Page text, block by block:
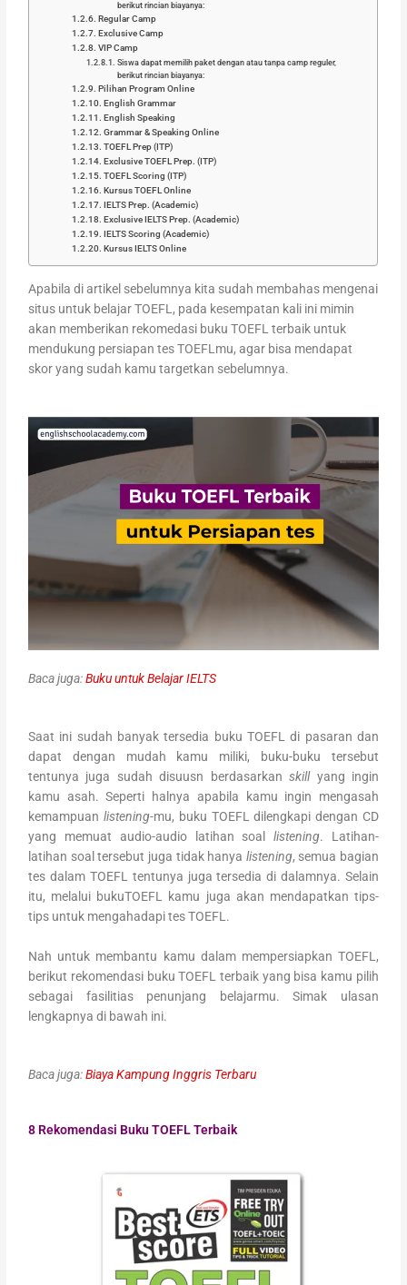
berikut rincian biayanya:
Regular Camp
Exclusive Camp
VIP Camp
Siswa dapat memilih paket dengan atau tanpa camp reguler,
berikut rincian biayanya:
Pilihan Program Online
English Grammar
English Speaking
Grammar & Speaking Online
TOEFL Prep (ITP)
Exclusive TOEFL Prep. (ITP)
TOEFL Scoring (ITP)
Kursus TOEFL Online
IELTS Prep. (Academic)
Exclusive IELTS Prep. (Academic)
IELTS Scoring (Academic)
Kursus IELTS Online
Apabila di artikel sebelumnya kita sudah membahas mengenai
situs untuk belajar TOEFL, pada kesempatan kali ini mimin
akan memberikan rekomedasi buku TOEFL terbaik untuk
mendukung persiapan tes TOEFLmu, agar bisa mendapat
skor yang sudah kamu targetkan sebelumnya.
Baca juga:Buku untuk Belajar IELTS
Saat ini sudah banyak tersedia buku TOEFL di pasaran dan
dapat dengan mudah kamu miliki, buku-buku tersebut
tentunya juga sudah disuusn berdasarkanskillyang ingin
kamu asah. Seperti halnya apabila kamu ingin mengasah
kemampuan listening-mu, buku TOEFL dilengkapi dengan CD
yang memuat audio-audio latihan soallistening. Latihan-
latihan soal tersebut juga tidak hanya listening, semua bagian
tes dalam TOEFL tentunya juga tersedia di dalamnya. Selain
itu, melalui bukuTOEFL kamu juga akan mendapatkan tips-
tips untuk mengahadapi tes TOEFL.
Nah untuk membantu kamu dalam mempersiapkan TOEFL,
berikut rekomendasi buku TOEFL terbaik yang bisa kamu pilih
sebagai fasilitias penunjang belajarmu. Simak ulasan
lengkapnya di bawah ini.
Baca juga:Biaya Kampung Inggris Terbaru
8 Rekomendasi Buku TOEFL Terbaik